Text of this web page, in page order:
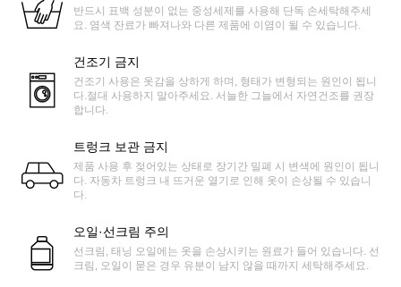
반드시 표백 성분이 없는 중성세제를 사용해 단독 손세탁해주세
요. 염색 잔료가 빠져나와 다른 제품에 이염이 될 수 있습니다.
건조기 금지
건조기 사용은 옷감을 상하게 하며, 형태가 변형되는 원인이 됩니
다.절대 사용하지 말아주세요. 서늘한 그늘에서 자연건조를 권장
합니다.
트렁크 보관 금지
제품 사용 후 젖어있는 상태로 장기간 밀폐 시 변색에 원인이 됩니
다. 자동차 트렁크 내 뜨거운 열기로 인해 옷이 손상될 수 있습니
다.
오일·선크림 주의
선크림, 태닝 오일에는 옷을 손상시키는 원료가 들어 있습니다. 선
크림, 오일이 묻은 경우 유분이 남지 않을 때까지 세탁해주세요.